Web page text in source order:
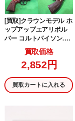
[買取]クラウンモデル ホ
ップアップエアリボル
バー コルトパイソン.35
7マグナム 2.5インチ ブ
買取価格
2,852円
買取カートに入れる